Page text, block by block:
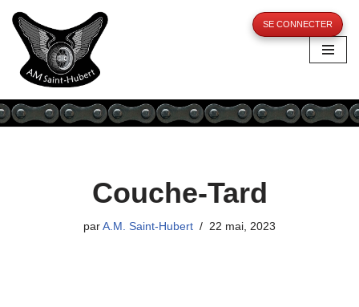
SE CONNECTER
Aller
au
contenu
Couche-Tard
par A.M. Saint-Hubert 22 mai, 2023